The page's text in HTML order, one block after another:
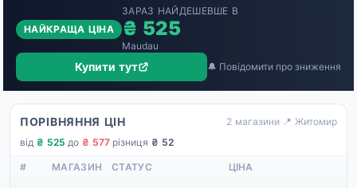
НАЙКРАЩА ЦІНА
ЗАРАЗ НАЙДЕШЕВШЕ В
₴ 525
Maudau
Купити тут 🔔 Повідомити про зниження
ПОРІВНЯННЯ ЦІН 2 магазини· 📍 Житомир
від ₴ 525·до ₴ 577·різниця ₴ 52
# МАГАЗИН СТАТУС ЦІНА